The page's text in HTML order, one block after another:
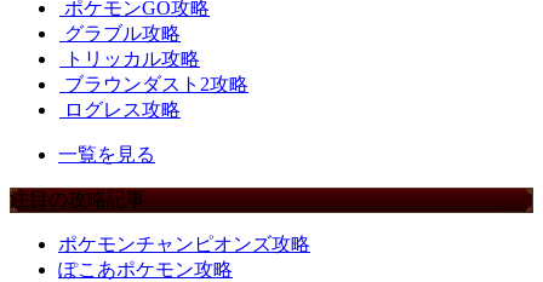
ポケモンGO攻略
グラブル攻略
トリッカル攻略
ブラウンダスト2攻略
ログレス攻略
一覧を見る
注目の攻略記事
ポケモンチャンピオンズ攻略
ぽこあポケモン攻略